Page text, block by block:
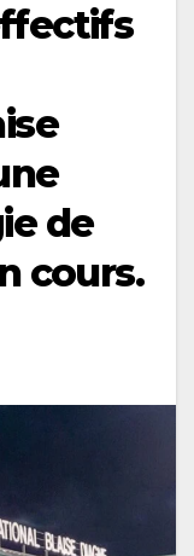
de
cours.